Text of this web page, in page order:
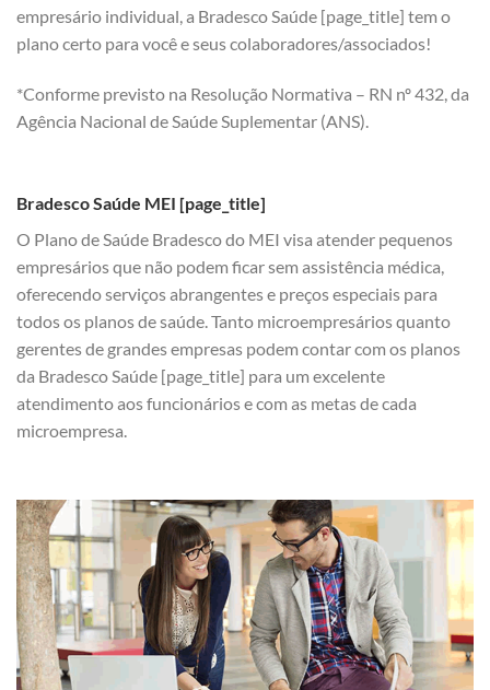
empresário individual, a Bradesco Saúde [page_title] tem o
plano certo para você e seus colaboradores/associados!
*Conforme previsto na Resolução Normativa – RN nº 432, da
Agência Nacional de Saúde Suplementar (ANS).
Bradesco Saúde MEI [page_title]
O Plano de Saúde Bradesco do MEI visa atender pequenos
empresários que não podem ficar sem assistência médica,
oferecendo serviços abrangentes e preços especiais para
todos os planos de saúde. Tanto microempresários quanto
gerentes de grandes empresas podem contar com os planos
da Bradesco Saúde [page_title] para um excelente
atendimento aos funcionários e com as metas de cada
microempresa.